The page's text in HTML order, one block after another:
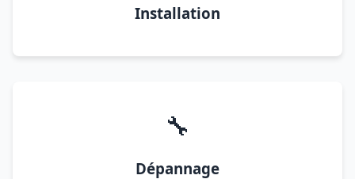
Installation
🔧
Dépannage